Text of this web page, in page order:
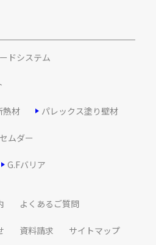
ドシステム
熱材 パレックス塗り壁材
ムダー
G.Fバリア
よくあるご質問
資料請求 サイトマップ